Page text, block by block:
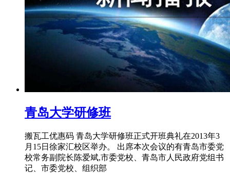
青岛大学研修班
搬瓦工优惠码 青岛大学研修班正式开班典礼在2013年3
月15日徐家汇校区举办。 出席本次会议的有青岛市委党
校常务副院长陈爱斌,市委党校、青岛市人民政府党组书
记、市委党校、组织部